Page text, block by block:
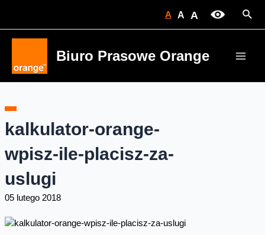
A A A
Biuro Prasowe Orange
kalkulator-orange-
wpisz-ile-placisz-za-
uslugi
05 lutego 2018